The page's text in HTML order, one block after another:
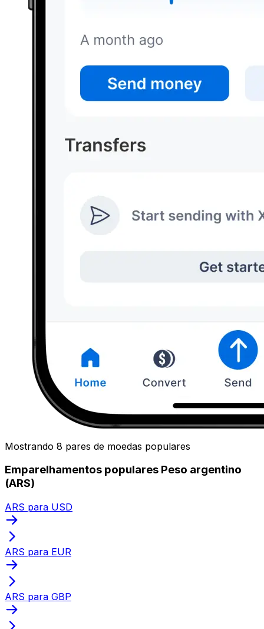
Mostrando 8 pares de moedas populares
Emparelhamentos populares Peso argentino
(ARS)
ARS para USD
ARS para EUR
ARS para GBP